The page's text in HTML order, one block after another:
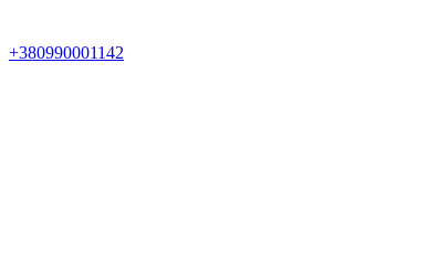
+380990001142